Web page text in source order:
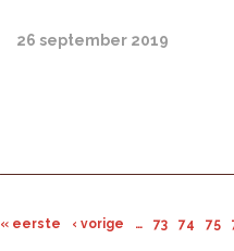
26 september 2019
« eerste ‹ vorige … 73 74 75